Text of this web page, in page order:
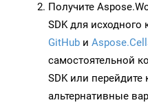
Получите
SDK для исходного
GitHub и
самостоятельной
SDK или перейдите
альтернативные